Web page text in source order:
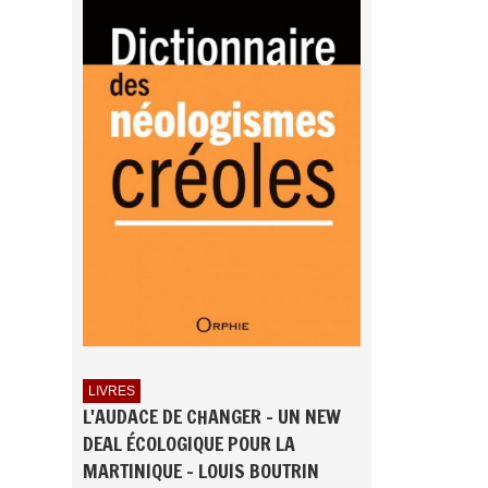
LIVRES
L'AUDACE DE CHANGER - UN NEW
DEAL ÉCOLOGIQUE POUR LA
MARTINIQUE - LOUIS BOUTRIN